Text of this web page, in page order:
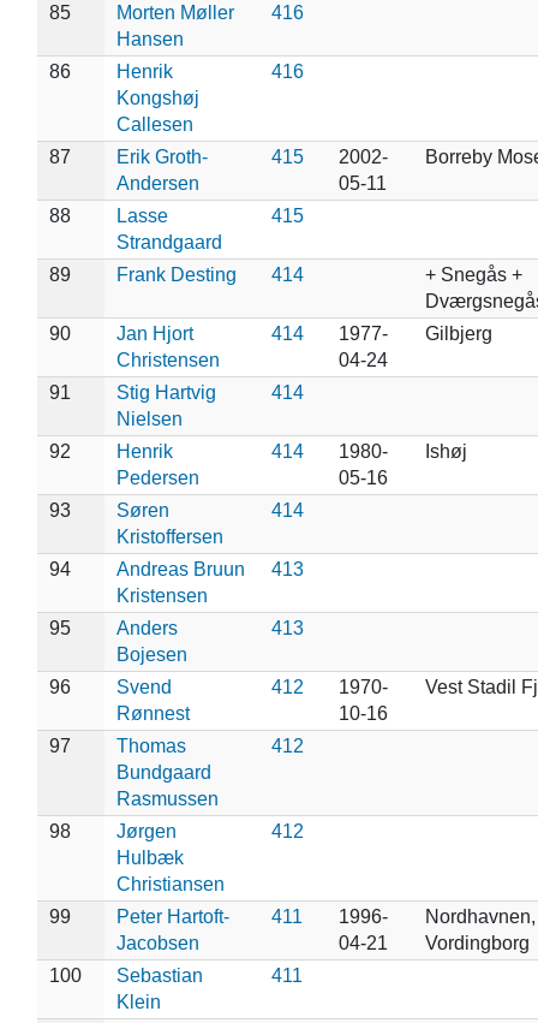
85
Morten Møller
Hansen
416
86
Henrik
Kongshøj
Callesen
416
87
Erik Groth-
Andersen
415
2002-
05-11
Borreby
88
Lasse
Strandgaard
415
89 Frank Desting 414
+ Snegås +
90
Jan Hjort
Christensen
414
1977-
04-24
Gilbjerg
91
Stig Hartvig
Nielsen
414
92
Henrik
Pedersen
414
1980-
05-16
Ishøj
93
Søren
Kristoffersen
414
94
Andreas Bruun
Kristensen
413
95
Anders
Bojesen
413
96
Svend
Rønnest
412
1970-
10-16
Vest Stadil
97
Thomas
Bundgaard
Rasmussen
412
98
Jørgen
Hulbæk
Christiansen
412
99
Peter Hartoft-
Jacobsen
411
1996-
04-21
Nordhavnen,
Vordingborg
100
Sebastian
Klein
411